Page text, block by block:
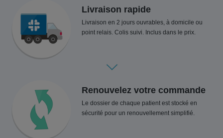
Livraison rapide
Livraison en 2 jours ouvrables, à domicile ou
point relais. Colis suivi. Inclus dans le prix.
Renouvelez votre commande
Le dossier de chaque patient est stocké en
sécurité pour un renouvellement simplifié.